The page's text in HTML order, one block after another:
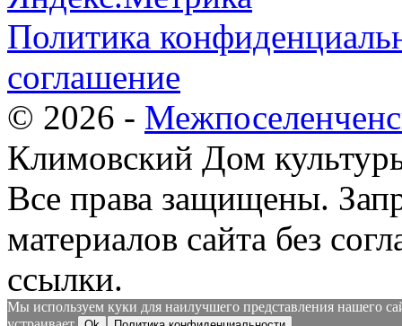
Политика
соглашение
© 2026 -
Климовский Дом
Все права защищены.
материалов сайта без
ссылки.
Мы используем куки для наилучшего представления нашего